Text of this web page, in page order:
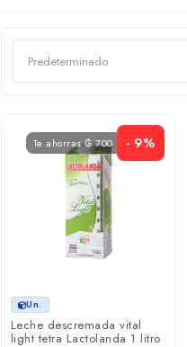
Te ahorras ₲ 700 - 9%
Un.
Leche descremada vital
light tetra Lactolanda 1 litro